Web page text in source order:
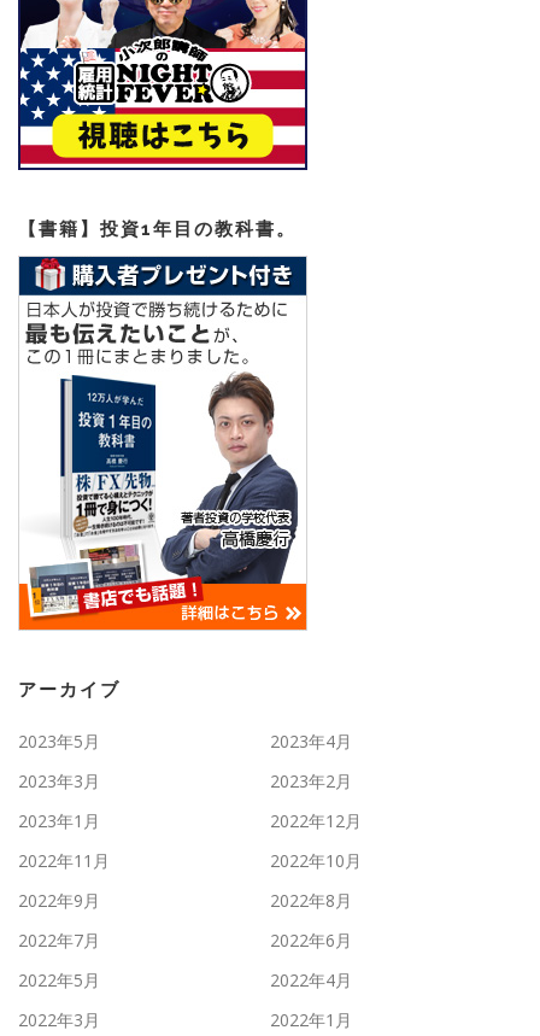
【書籍】投資1年目の教科書。
アーカイブ
2023年5月
2023年4月
2023年3月
2023年2月
2023年1月
2022年12月
2022年11月
2022年10月
2022年9月
2022年8月
2022年7月
2022年6月
2022年5月
2022年4月
2022年3月
2022年1月